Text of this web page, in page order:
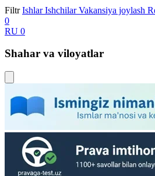
Filtr Ishlar Ishchilar Vakansiya joylash
0
RU 0
Shahar va viloyatlar